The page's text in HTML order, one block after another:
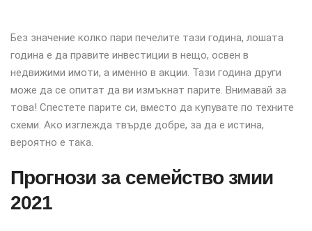
Без значение колко пари печелите тази година, лошата
година е да правите инвестиции в нещо, освен в
недвижими имоти, а именно в акции. Тази година други
може да се опитат да ви измъкнат парите. Внимавай за
това! Спестете парите си, вместо да купувате по техните
схеми. Ако изглежда твърде добре, за да е истина,
вероятно е така.
Прогнози за семейство змии
2021